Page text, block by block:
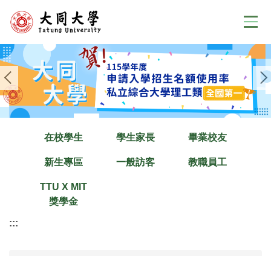
到
要
內
容
區
在校學生 學生家長 畢業校友
新生專區 一般訪客 教職員工
TTU X MIT
獎學金
:::